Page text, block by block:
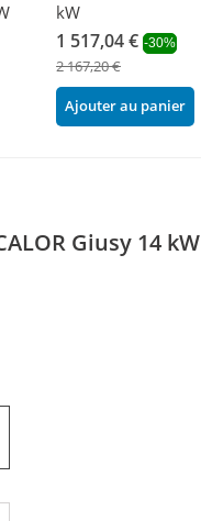
kW
1 517,04 € -30%
2 167,20 €
Ajouter au panier
Giusy 14 kW